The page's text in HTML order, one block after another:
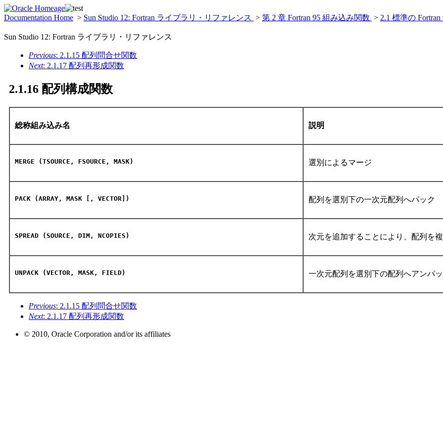
Documentation Home > Sun Studio 12: Fortran ライブラリ・リファレンス > 第 2 章 Fortran 95 組み込み関数 > 2.1 標準の
Sun Studio 12: Fortran ライブラリ・リファレンス
Previous: 2.1.15 配列問合せ関数
Next: 2.1.17 配列再形成関数
2.1.16 配列構成関数
総称組み込み名 説明
MERGE (TSOURCE, FSOURCE, MASK) 選別によるマージ
PACK (ARRAY, MASK [, VECTOR]) 配列を選別下の一次元配列へパック
SPREAD (SOURCE, DIM, NCOPIES) 次元を追加することにより、配列を
UNPACK (VECTOR, MASK, FIELD) 一次元配列を選別下の配列へアンパ
Previous: 2.1.15 配列問合せ関数
Next: 2.1.17 配列再形成関数
© 2010, Oracle Corporation and/or its affiliates